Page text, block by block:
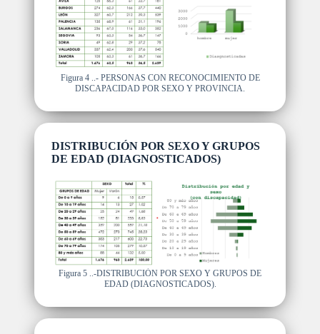
Figura 4 ..- PERSONAS CON RECONOCIMIENTO DE
DISCAPACIDAD POR SEXO Y PROVINCIA.
DISTRIBUCIÓN POR SEXO Y GRUPOS
DE EDAD (DIAGNOSTICADOS)
Figura 5 ..-DISTRIBUCIÓN POR SEXO Y GRUPOS DE
EDAD (DIAGNOSTICADOS).